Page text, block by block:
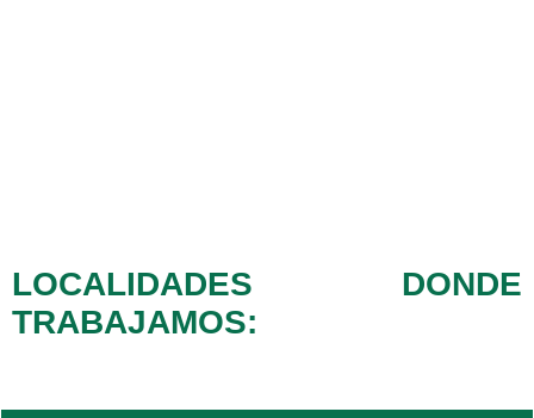
LOCALIDADES DONDE
TRABAJAMOS: